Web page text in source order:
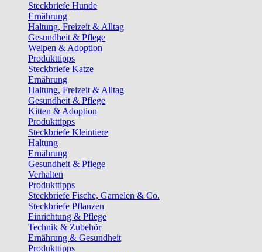
Steckbriefe Hunde
Ernährung
Haltung, Freizeit & Alltag
Gesundheit & Pflege
Welpen & Adoption
Produkttipps
Steckbriefe Katze
Ernährung
Haltung, Freizeit & Alltag
Gesundheit & Pflege
Kitten & Adoption
Produkttipps
Steckbriefe Kleintiere
Haltung
Ernährung
Gesundheit & Pflege
Verhalten
Produkttipps
Steckbriefe Fische, Garnelen & Co.
Steckbriefe Pflanzen
Einrichtung & Pflege
Technik & Zubehör
Ernährung & Gesundheit
Produkttipps